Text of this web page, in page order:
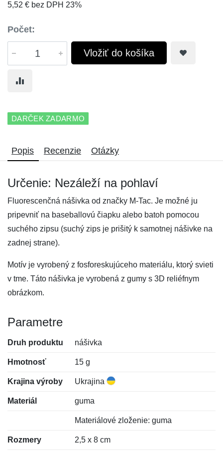
5,52 € bez DPH 23%
Počet:
Vložiť do košíka
DARČEK ZADARMO
Popis Recenzie Otázky
Určenie: Nezáleží na pohlaví
Fluorescenčná nášivka od značky M-Tac. Je možné ju
pripevniť na baseballovú čiapku alebo batoh pomocou
suchého zipsu (suchý zips je prišitý k samotnej nášivke na
zadnej strane).
Motív je vyrobený z fosforeskujúceho materiálu, ktorý svieti
v tme. Táto nášivka je vyrobená z gumy s 3D reliéfnym
obrázkom.
Parametre
Druh produktu nášivka
Hmotnosť 15 g
Krajina výroby Ukrajina
Materiál guma
Materiálové zloženie: guma
Rozmery 2,5 x 8 cm